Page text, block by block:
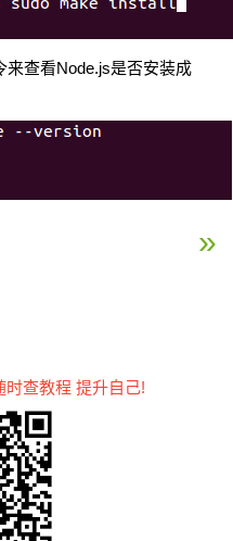
来查看Node.js是否安装成
Node.js 创建HTTP服务
时查教程 提升自己!